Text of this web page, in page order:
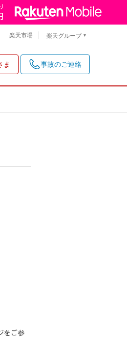
ま 事故のご連絡
楽天市場 楽天グループ
をご参